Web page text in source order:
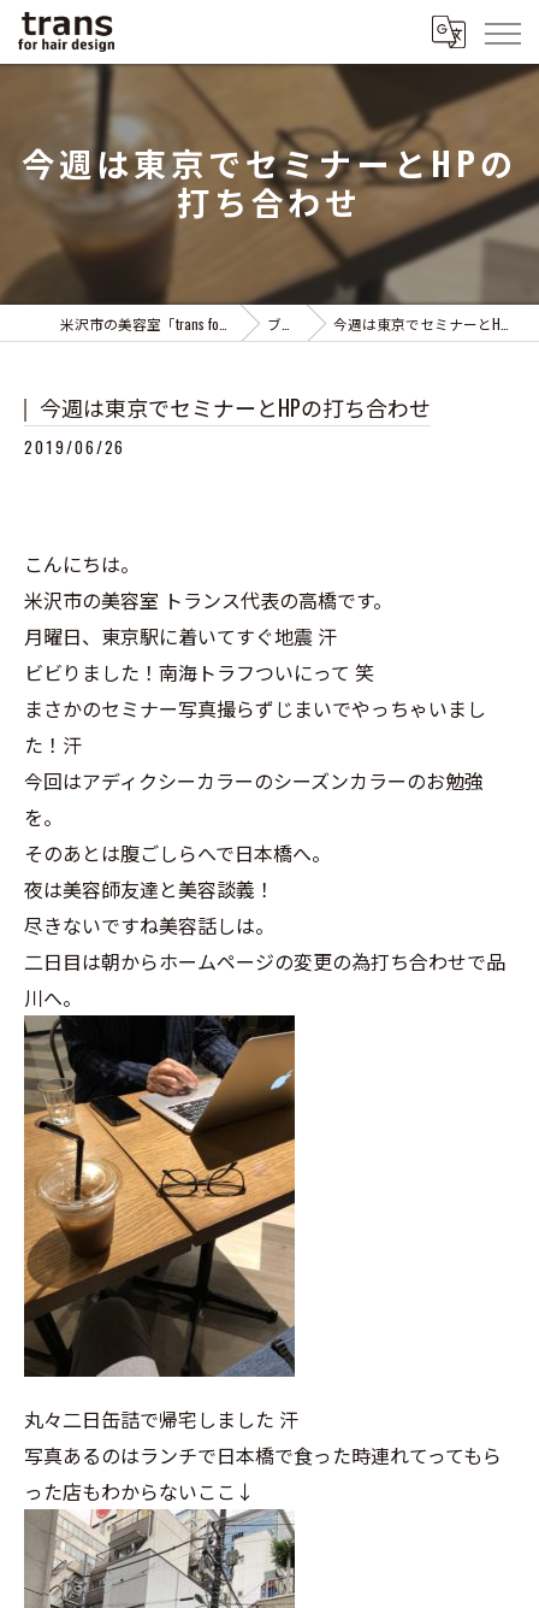
今週は東京でセミナーとHPの
打ち合わせ
ブログ 今週は東京でセミナーとHPの打ち合わせ
今週は東京でセミナーとHPの打ち合わせ
2019/06/26
こんにちは。
米沢市の美容室 トランス代表の高橋です。
月曜日、東京駅に着いてすぐ地震 汗
ビビりました！南海トラフついにって 笑
まさかのセミナー写真撮らずじまいでやっちゃいまし
た！汗
今回はアディクシーカラーのシーズンカラーのお勉強
を。
そのあとは腹ごしらへで日本橋へ。
夜は美容師友達と美容談義！
尽きないですね美容話しは。
二日目は朝からホームページの変更の為打ち合わせで品
川へ。
丸々二日缶詰で帰宅しました 汗
写真あるのはランチで日本橋で食った時連れてってもら
った店もわからないここ↓